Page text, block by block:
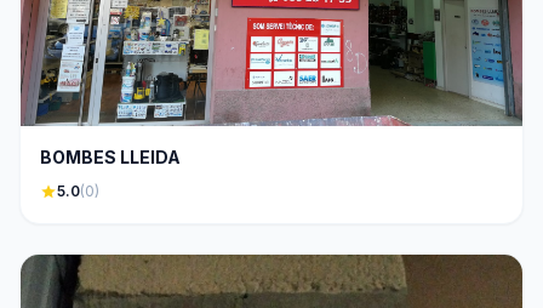
BOMBES LLEIDA
star5.0(0)